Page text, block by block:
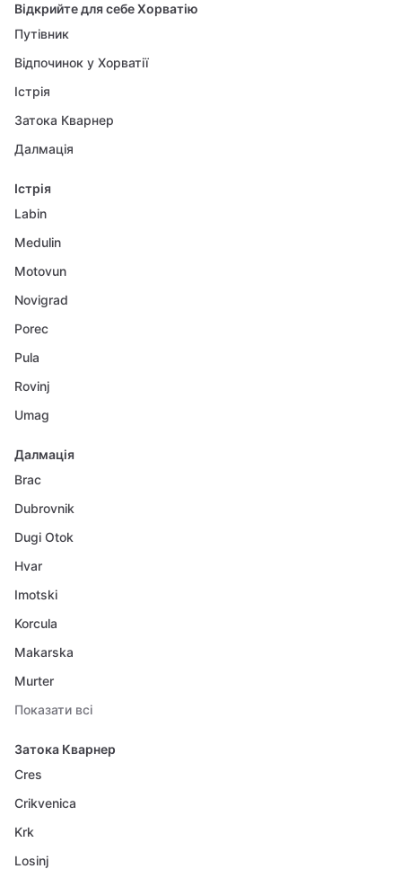
Відкрийте для себе Хорватію
Путівник
Відпочинок у Хорватії
Істрія
Затока Кварнер
Далмація
Істрія
Labin
Medulin
Motovun
Novigrad
Porec
Pula
Rovinj
Umag
Далмація
Brac
Dubrovnik
Dugi Otok
Hvar
Imotski
Korcula
Makarska
Murter
Показати всі
Затока Кварнер
Cres
Crikvenica
Krk
Losinj